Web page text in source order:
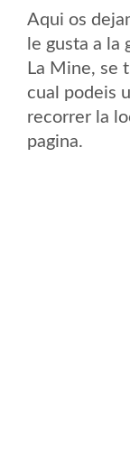
Aqui os
le gusta a la
La Mine, se
cual podeis
recorrer la
pagina.